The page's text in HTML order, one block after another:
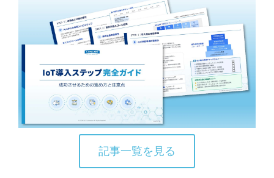
記事一覧を見る